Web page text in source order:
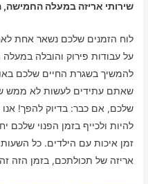
שירותי אריזה במעלה
לוח הזמנים שלכם נשאר אחת
על עבודות פירוק והובלה
להמשיך בשגרת החיים שלכם
שאתם עתידים לעשות לא ממש
שלכם, אם כבר: בדיוק להפך!
להיות ולכייף בזמן הפנוי
זמן איכות עם הילדים. כל
אריזה של תכולתכם, בזמן הזה